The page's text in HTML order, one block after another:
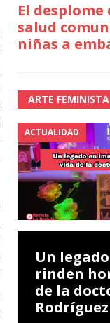
El
salud
niñas a
ARTE FEMINISTA
ACTUALIDAD
Un
rinden
de la
Rodríguez